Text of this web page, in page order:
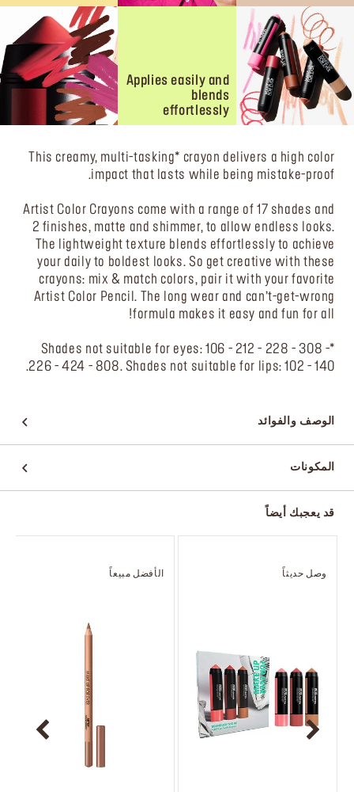
Applies easily and
blends
effortlessly
This creamy, multi-tasking* crayon delivers a high color
impact that lasts while being mistake-proof.
Artist Color Crayons come with a range of 17 shades and
2 finishes, matte and shimmer, to allow endless looks.
The lightweight texture blends effortlessly to achieve
your daily to boldest looks. So get creative with these
crayons: mix & match colors, pair it with your favorite
Artist Color Pencil. The long wear and can’t-get-wrong
formula makes it easy and fun for all!
*Shades not suitable for eyes: 106 - 212 - 228 - 308 -
226 - 424 - 808. Shades not suitable for lips: 102 - 140.
الوصف والفوائد
المكونات
قد يعجبك أيضاً
الأفضل مبيعاً وصل حديثاً